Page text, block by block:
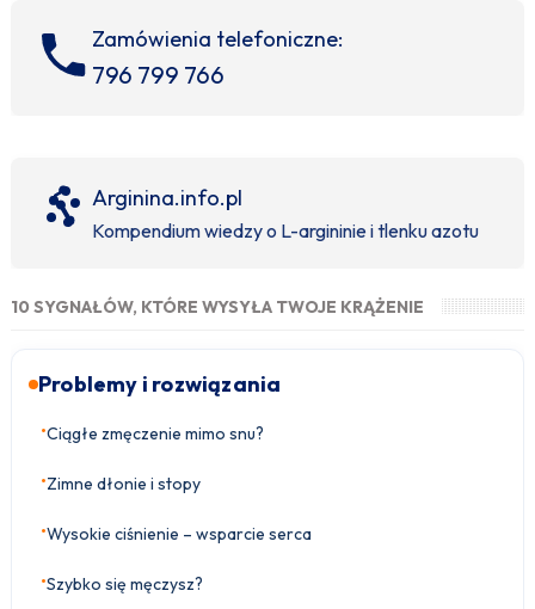
Zamówienia telefoniczne:
796 799 766
Arginina.info.pl
Kompendium wiedzy o L-argininie i tlenku azotu
10 SYGNAŁÓW, KTÓRE WYSYŁA TWOJE KRĄŻENIE
Problemy i rozwiązania
•Ciągłe zmęczenie mimo snu?
•Zimne dłonie i stopy
•Wysokie ciśnienie – wsparcie serca
•Szybko się męczysz?